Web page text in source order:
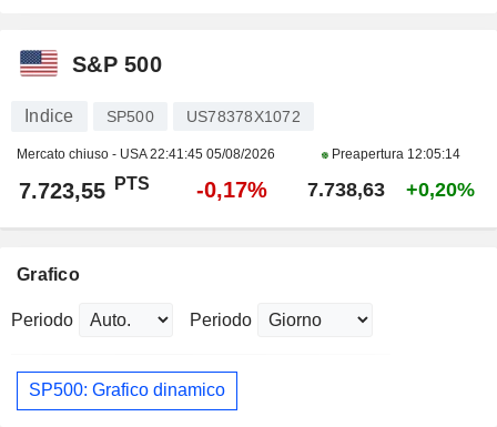
S&P 500
Indice SP500 US78378X1072
Mercato chiuso - USA22:41:45 05/08/2026 Preapertura 12:05:14
7.723,55 PTS -0,17% 7.738,63 +0,20%
Grafico
Periodo Periodo
SP500: Grafico dinamico